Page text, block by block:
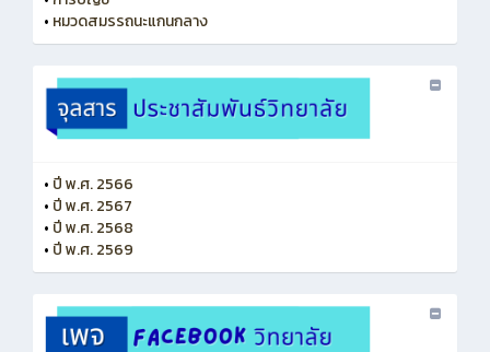
• หมวดสมรรถนะแกนกลาง
• ปี พ.ศ. 2566
• ปี พ.ศ. 2567
• ปี พ.ศ. 2568
• ปี พ.ศ. 2569